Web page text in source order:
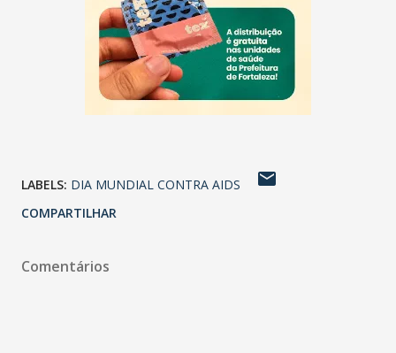
LABELS: DIA MUNDIAL CONTRA AIDS
COMPARTILHAR
Comentários